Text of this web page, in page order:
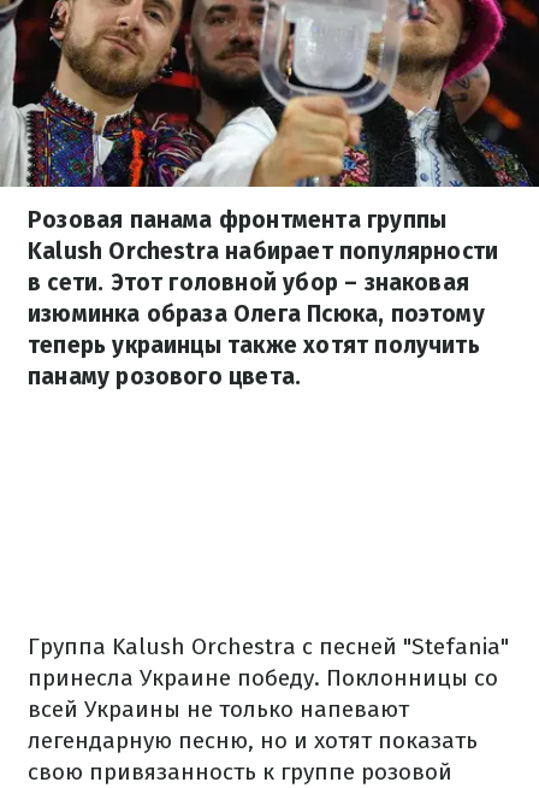
Розовая панама фронтмента группы
Kalush Orchestra набирает популярности
в сети. Этот головной убор – знаковая
изюминка образа Олега Псюка, поэтому
теперь украинцы также хотят получить
панаму розового цвета.
Группа Kalush Orchestra с песней "Stefania"
принесла Украине победу. Поклонницы со
всей Украины не только напевают
легендарную песню, но и хотят показать
свою привязанность к группе розовой